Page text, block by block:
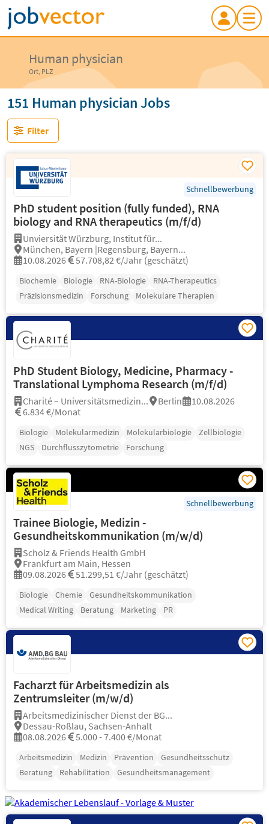
Human physician
Ort, PLZ
151 Human physician Jobs
Filter
Schnellbewerbung
PhD student position (fully funded), RNA
biology and RNA therapeutics (m/f/d)
Unviersität Würzburg, Institut für...
München, Bayern |Regensburg, Bayern...
10.08.2026
57.708,82 €/Jahr (geschätzt)
Biochemie Biologie RNA-Biologie
RNA-Therapeutics
Präzisionsmedizin
Forschung Molekulare Therapien
PhD Student Biology, Medicine, Pharmacy -
Translational Lymphoma Research (m/f/d)
Charité – Universitätsmedizin... Berlin
10.08.2026
6.834 €/Monat
Biologie Molekularmedizin Molekularbiologie
Zellbiologie
NGS
Durchflusszytometrie Forschung
Schnellbewerbung
Trainee Biologie, Medizin -
Gesundheitskommunikation (m/w/d)
Scholz & Friends Health GmbH
Frankfurt am Main, Hessen
09.08.2026
51.299,51 €/Jahr (geschätzt)
Biologie Chemie
Gesundheitskommunikation
Medical Writing
Beratung Marketing PR
Facharzt für Arbeitsmedizin als
Zentrumsleiter (m/w/d)
Arbeitsmedizinischer Dienst der BG...
Dessau-Roßlau, Sachsen-Anhalt
08.08.2026
5.000 - 7.400 €/Monat
Arbeitsmedizin Medizin Prävention
Gesundheitsschutz
Beratung
Rehabilitation Gesundheitsmanagement